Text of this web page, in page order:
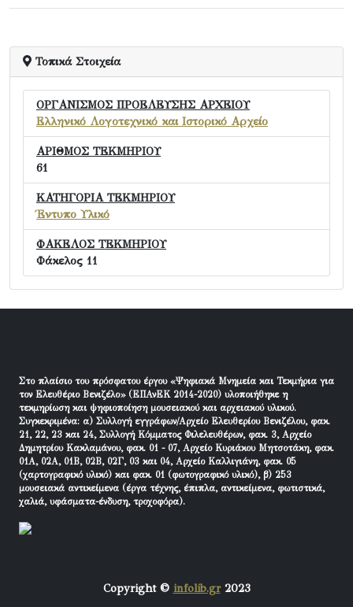
Τοπικά Στοιχεία
ΟΡΓΑΝΙΣΜΟΣ ΠΡΟΕΛΕΥΣΗΣ ΑΡΧΕΙΟΥ
Ελληνικό Λογοτεχνικό και Ιστορικό Αρχείο
ΑΡΙΘΜΟΣ ΤΕΚΜΗΡΙΟΥ
61
ΚΑΤΗΓΟΡΙΑ ΤΕΚΜΗΡΙΟΥ
Έντυπο Υλικό
ΦΑΚΕΛΟΣ ΤΕΚΜΗΡΙΟΥ
Φάκελος 11
Στο πλαίσιο του πρόσφατου έργου «Ψηφιακά Μνημεία και Τεκμήρια για
τον Ελευθέριο Βενιζέλο» (ΕΠΑνΕΚ 2014-2020) υλοποιήθηκε η
τεκμηρίωση και ψηφιοποίηση μουσειακού και αρχειακού υλικού.
Συγκεκριμένα: α) Συλλογή εγγράφων/Αρχείο Ελευθερίου Βενιζέλου, φακ.
21, 22, 23 και 24, Συλλογή Κόμματος Φιλελευθέρων, φακ. 3, Αρχείο
Δημητρίου Κακλαμάνου, φακ. 01 - 07, Αρχείο Κυριάκου Μητσοτάκη, φακ.
01Α, 02Α, 01Β, 02Β, 02Γ, 03 και 04, Αρχείο Καλλιγιάνη, φακ. 05
(χαρτογραφικό υλικό) και φακ. 01 (φωτογραφικό υλικό), β) 253
μουσειακά αντικείμενα (έργα τέχνης, έπιπλα, αντικείμενα, φωτιστικά,
χαλιά, υφάσματα-ένδυση, τροχοφόρα).
Copyright © infolib.gr2023